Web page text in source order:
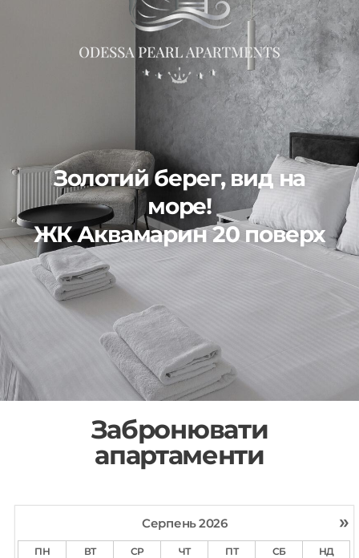
Золотий берег, вид на
море!
ЖК Аквамарин 20 поверх
Забронювати
апартаменти
»
Серпень2026
ПН ВТ СР ЧТ ПТ СБ НД